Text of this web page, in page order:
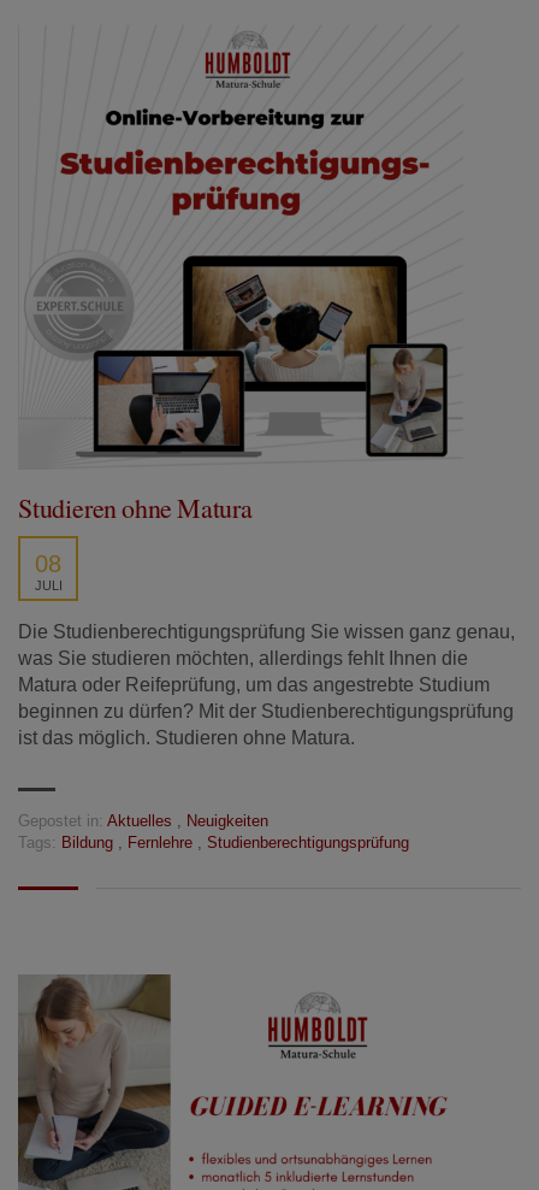
Studieren ohne Matura
08
JULI
Die Studienberechtigungsprüfung Sie wissen ganz genau,
was Sie studieren möchten, allerdings fehlt Ihnen die
Matura oder Reifeprüfung, um das angestrebte Studium
beginnen zu dürfen? Mit der Studienberechtigungsprüfung
ist das möglich. Studieren ohne Matura.
Gepostet in: Aktuelles
Neuigkeiten
Tags: Bildung Fernlehre Studienberechtigungsprüfung